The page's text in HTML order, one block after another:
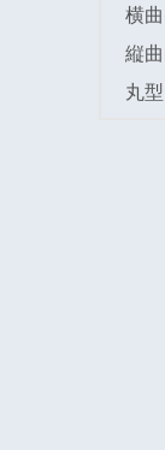
横
縦
丸型